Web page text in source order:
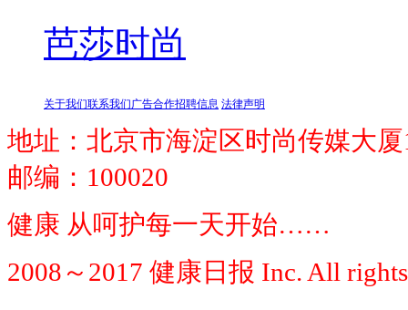
芭莎时尚
关于我们联系我们广告合作招聘信息 法律声明
地址：北京市海淀区时尚传媒大厦
邮编：100020
健康 从呵护每一天开始……
2008～2017 健康日报 Inc. All